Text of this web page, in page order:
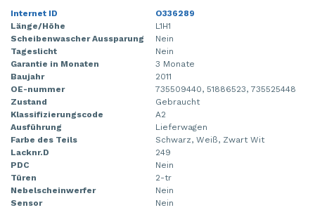
Internet ID
O336289
Länge/Höhe
L1H1
Scheibenwascher Aussparung
Nein
Tageslicht
Nein
Garantie in Monaten
3 Monate
Baujahr
2011
OE-nummer
735509440, 51886523, 735525448
Zustand
Gebraucht
Klassifizierungscode
A2
Ausführung
Lieferwagen
Farbe des Teils
Schwarz, Weiß, Zwart Wit
Lacknr.D
249
PDC
Nein
Türen
2-tr
Nebelscheinwerfer
Nein
Sensor
Nein